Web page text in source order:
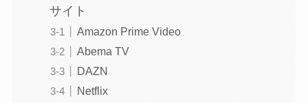
サイト
Amazon Prime Video
Abema TV
DAZN
Netflix